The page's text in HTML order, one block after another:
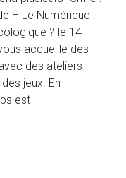
– Le Numérique :
? le 14
accueille dès
des ateliers
jeux. En
est